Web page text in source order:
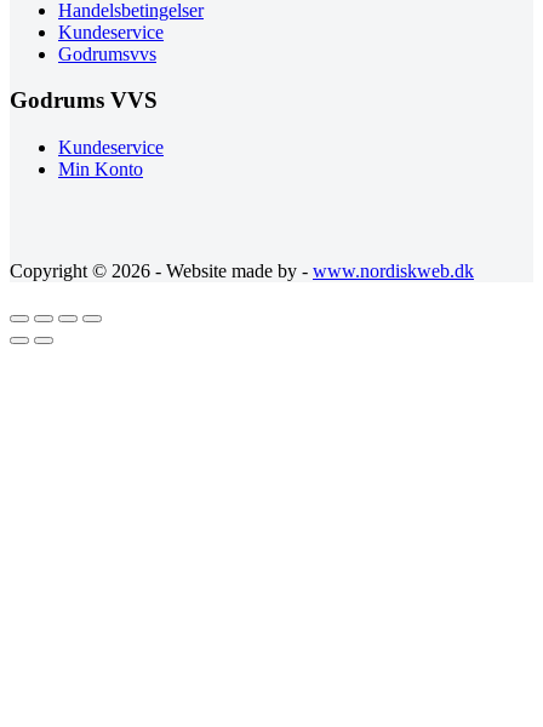
Handelsbetingelser
Kundeservice
Godrumsvvs
Godrums VVS
Kundeservice
Min Konto
Copyright © 2026 - Website made by - www.nordiskweb.dk